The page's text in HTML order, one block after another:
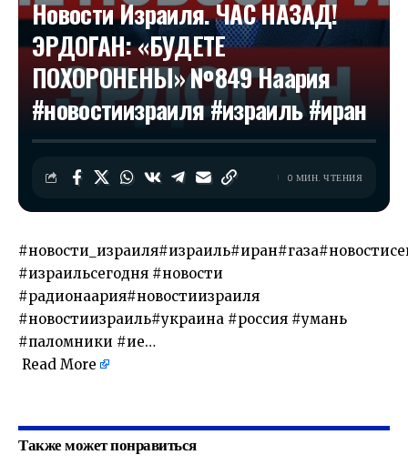
Новости Израиля. ЧАС НАЗАД!
ЭРДОГАН: «БУДЕТЕ
ПОХОРОНЕНЫ» №849 Наария
#новостиизраиля #израиль #иран
0 МИН. ЧТЕНИЯ
#израильсегодня #новости
#радионаария#новостиизраиля
#новостиизраиль#украина #россия #умань
#паломники #ие…
Read More
Также может понравиться